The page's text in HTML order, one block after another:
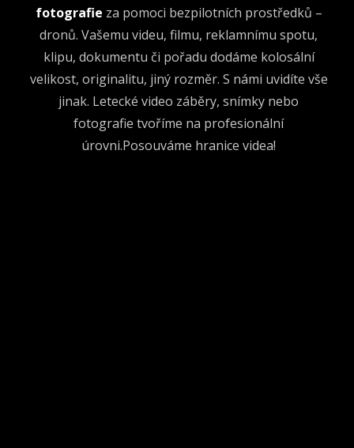
fotografie za pomoci bezpilotních prostředků –
dronů. Vašemu videu, filmu, reklamnímu spotu,
klipu, dokumentu či pořadu dodáme kolosální
velikost, originalitu, jiný rozměr. S námi uvidíte vše
jinak. Letecké video záběry, snímky nebo
fotografie tvoříme na profesionální
úrovni.Posouváme hranice videa!